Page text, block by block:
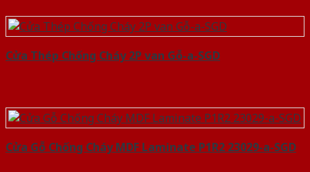
Cửa Thép Chống Cháy 2P van Gỗ-a-SGD
Cửa Gỗ Chống Cháy MDF Laminate P1R2 23029-a-SGD